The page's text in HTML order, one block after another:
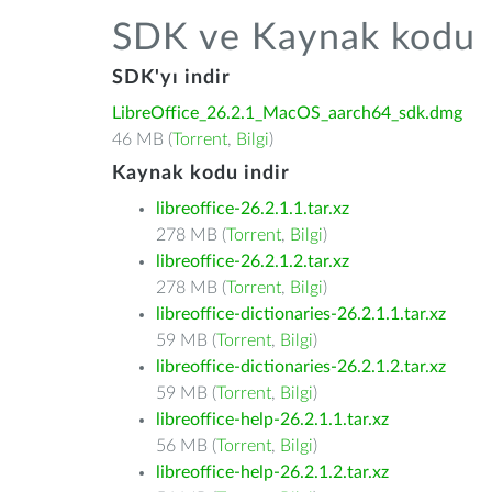
SDK ve Kaynak kodu
SDK'yı indir
LibreOffice_26.2.1_MacOS_aarch64_sdk.dmg
46 MB (Torrent, Bilgi)
Kaynak kodu indir
libreoffice-26.2.1.1.tar.xz
278 MB (Torrent, Bilgi)
libreoffice-26.2.1.2.tar.xz
278 MB (Torrent, Bilgi)
libreoffice-dictionaries-26.2.1.1.tar.xz
59 MB (Torrent, Bilgi)
libreoffice-dictionaries-26.2.1.2.tar.xz
59 MB (Torrent, Bilgi)
libreoffice-help-26.2.1.1.tar.xz
56 MB (Torrent, Bilgi)
libreoffice-help-26.2.1.2.tar.xz